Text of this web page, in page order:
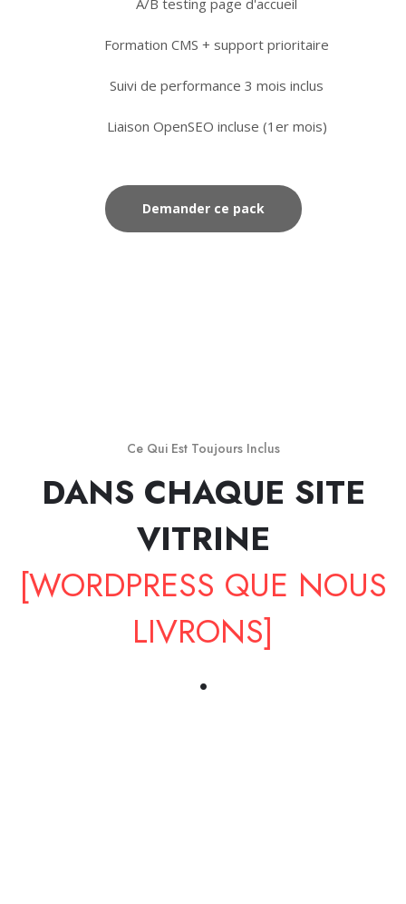
A/B testing page d'accueil
Formation CMS + support prioritaire
Suivi de performance 3 mois inclus
Liaison OpenSEO incluse (1er mois)
Demander ce pack
Ce Qui Est Toujours Inclus
DANS CHAQUE SITE
VITRINE
[WORDPRESS QUE NOUS
LIVRONS]
.